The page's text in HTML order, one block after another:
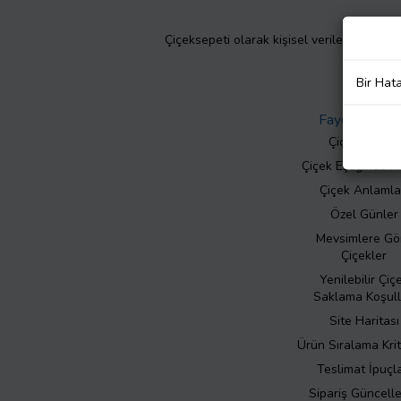
Çiçeksepeti olarak kişisel verilerinizin
Faydalı Bilgiler
Çiçek Bakımı
Çiçek Eşliğinde
Çiçek
Özel Günler
Mevsimlere
Çiçekler
Yenilebilir
Saklama
Site Haritası
Ürün Sıralama
Teslimat
Sipariş
Bir